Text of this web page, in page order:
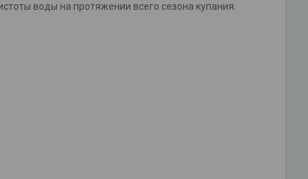
воды на протяжении всего сезона купания.